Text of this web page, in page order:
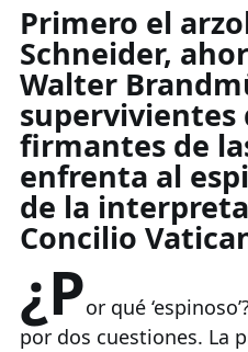
Primero el
Schneider,
Walter
supervivientes
firmantes de
enfrenta al
de la
Concilio
¿Por qué
por dos cuestiones. La